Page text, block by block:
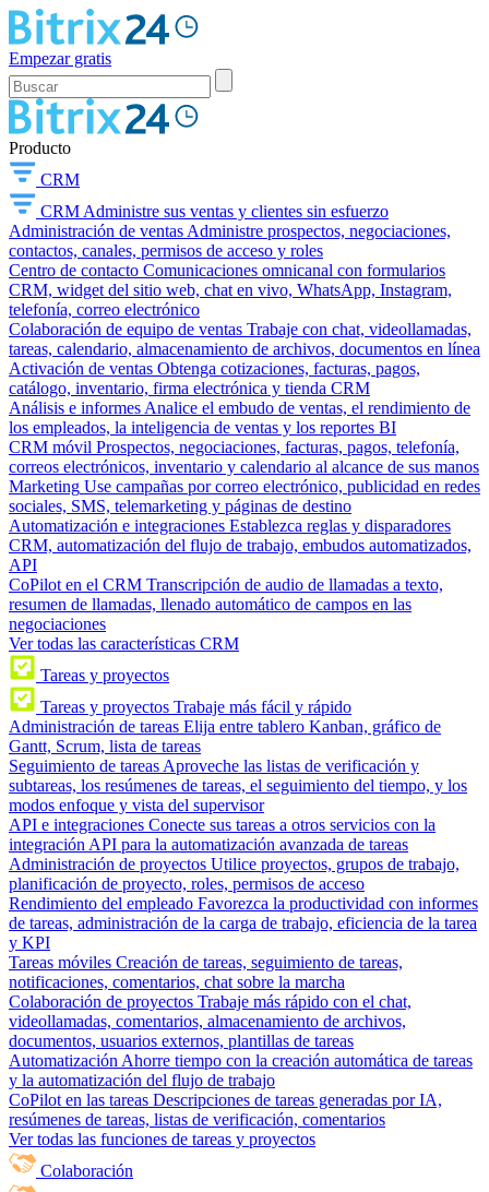
Empezar gratis
Producto
CRM
CRM Administre sus ventas y clientes sin esfuerzo
Administración de ventas Administre prospectos, negociaciones,
contactos, canales, permisos de acceso y roles
Centro de contacto Comunicaciones omnicanal con formularios
CRM, widget del sitio web, chat en vivo, WhatsApp, Instagram,
telefonía, correo electrónico
Colaboración de equipo de ventas Trabaje con chat, videollamadas,
tareas, calendario, almacenamiento de archivos, documentos en línea
Activación de ventas Obtenga cotizaciones, facturas, pagos,
catálogo, inventario, firma electrónica y tienda CRM
Análisis e informes Analice el embudo de ventas, el rendimiento de
los empleados, la inteligencia de ventas y los reportes BI
CRM móvil Prospectos, negociaciones, facturas, pagos, telefonía,
correos electrónicos, inventario y calendario al alcance de sus manos
Marketing Use campañas por correo electrónico, publicidad en redes
sociales, SMS, telemarketing y páginas de destino
Automatización e integraciones Establezca reglas y disparadores
CRM, automatización del flujo de trabajo, embudos automatizados,
API
CoPilot en el CRM Transcripción de audio de llamadas a texto,
resumen de llamadas, llenado automático de campos en las
negociaciones
Ver todas las características CRM
Tareas y proyectos
Tareas y proyectos Trabaje más fácil y rápido
Administración de tareas Elija entre tablero Kanban, gráfico de
Gantt, Scrum, lista de tareas
Seguimiento de tareas Aproveche las listas de verificación y
subtareas, los resúmenes de tareas, el seguimiento del tiempo, y los
modos enfoque y vista del supervisor
API e integraciones Conecte sus tareas a otros servicios con la
integración API para la automatización avanzada de tareas
Administración de proyectos Utilice proyectos, grupos de trabajo,
planificación de proyecto, roles, permisos de acceso
Rendimiento del empleado Favorezca la productividad con informes
de tareas, administración de la carga de trabajo, eficiencia de la tarea
y KPI
Tareas móviles Creación de tareas, seguimiento de tareas,
notificaciones, comentarios, chat sobre la marcha
Colaboración de proyectos Trabaje más rápido con el chat,
videollamadas, comentarios, almacenamiento de archivos,
documentos, usuarios externos, plantillas de tareas
Automatización Ahorre tiempo con la creación automática de tareas
y la automatización del flujo de trabajo
CoPilot en las tareas Descripciones de tareas generadas por IA,
resúmenes de tareas, listas de verificación, comentarios
Ver todas las funciones de tareas y proyectos
Colaboración